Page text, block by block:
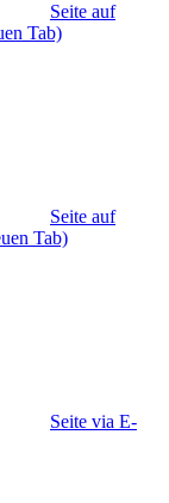
Seite auf
Tab)
Seite auf
Tab)
Seite via E-